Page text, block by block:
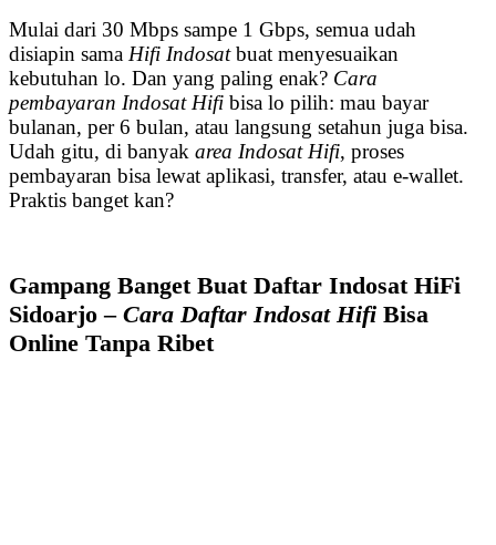
Mulai dari 30 Mbps sampe 1 Gbps, semua udah
disiapin sama Hifi Indosatbuat menyesuaikan
kebutuhan lo. Dan yang paling enak? Cara
pembayaran Indosat Hifi bisa lo pilih: mau bayar
bulanan, per 6 bulan, atau langsung setahun juga bisa.
Udah gitu, di banyak area Indosat Hifi, proses
pembayaran bisa lewat aplikasi, transfer, atau e-wallet.
Praktis banget kan?
Gampang Banget Buat Daftar Indosat HiFi
Sidoarjo – Cara Daftar Indosat Hifi Bisa
Online Tanpa Ribet